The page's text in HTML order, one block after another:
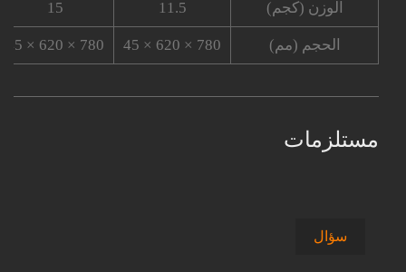
الوزن (كجم) 11.5
15
الحجم (مم) 780 × 620 × 45
780 × 620 × 45
مستلزمات
سؤال